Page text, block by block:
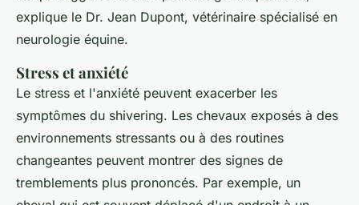
explique le Dr. Jean Dupont, vétérinaire spécialisé en
neurologie équine.
Stress et anxiété
Le stress et l'anxiété peuvent exacerber les
symptômes du shivering. Les chevaux exposés à des
environnements stressants ou à des routines
changeantes peuvent montrer des signes de
tremblements plus prononcés. Par exemple, un